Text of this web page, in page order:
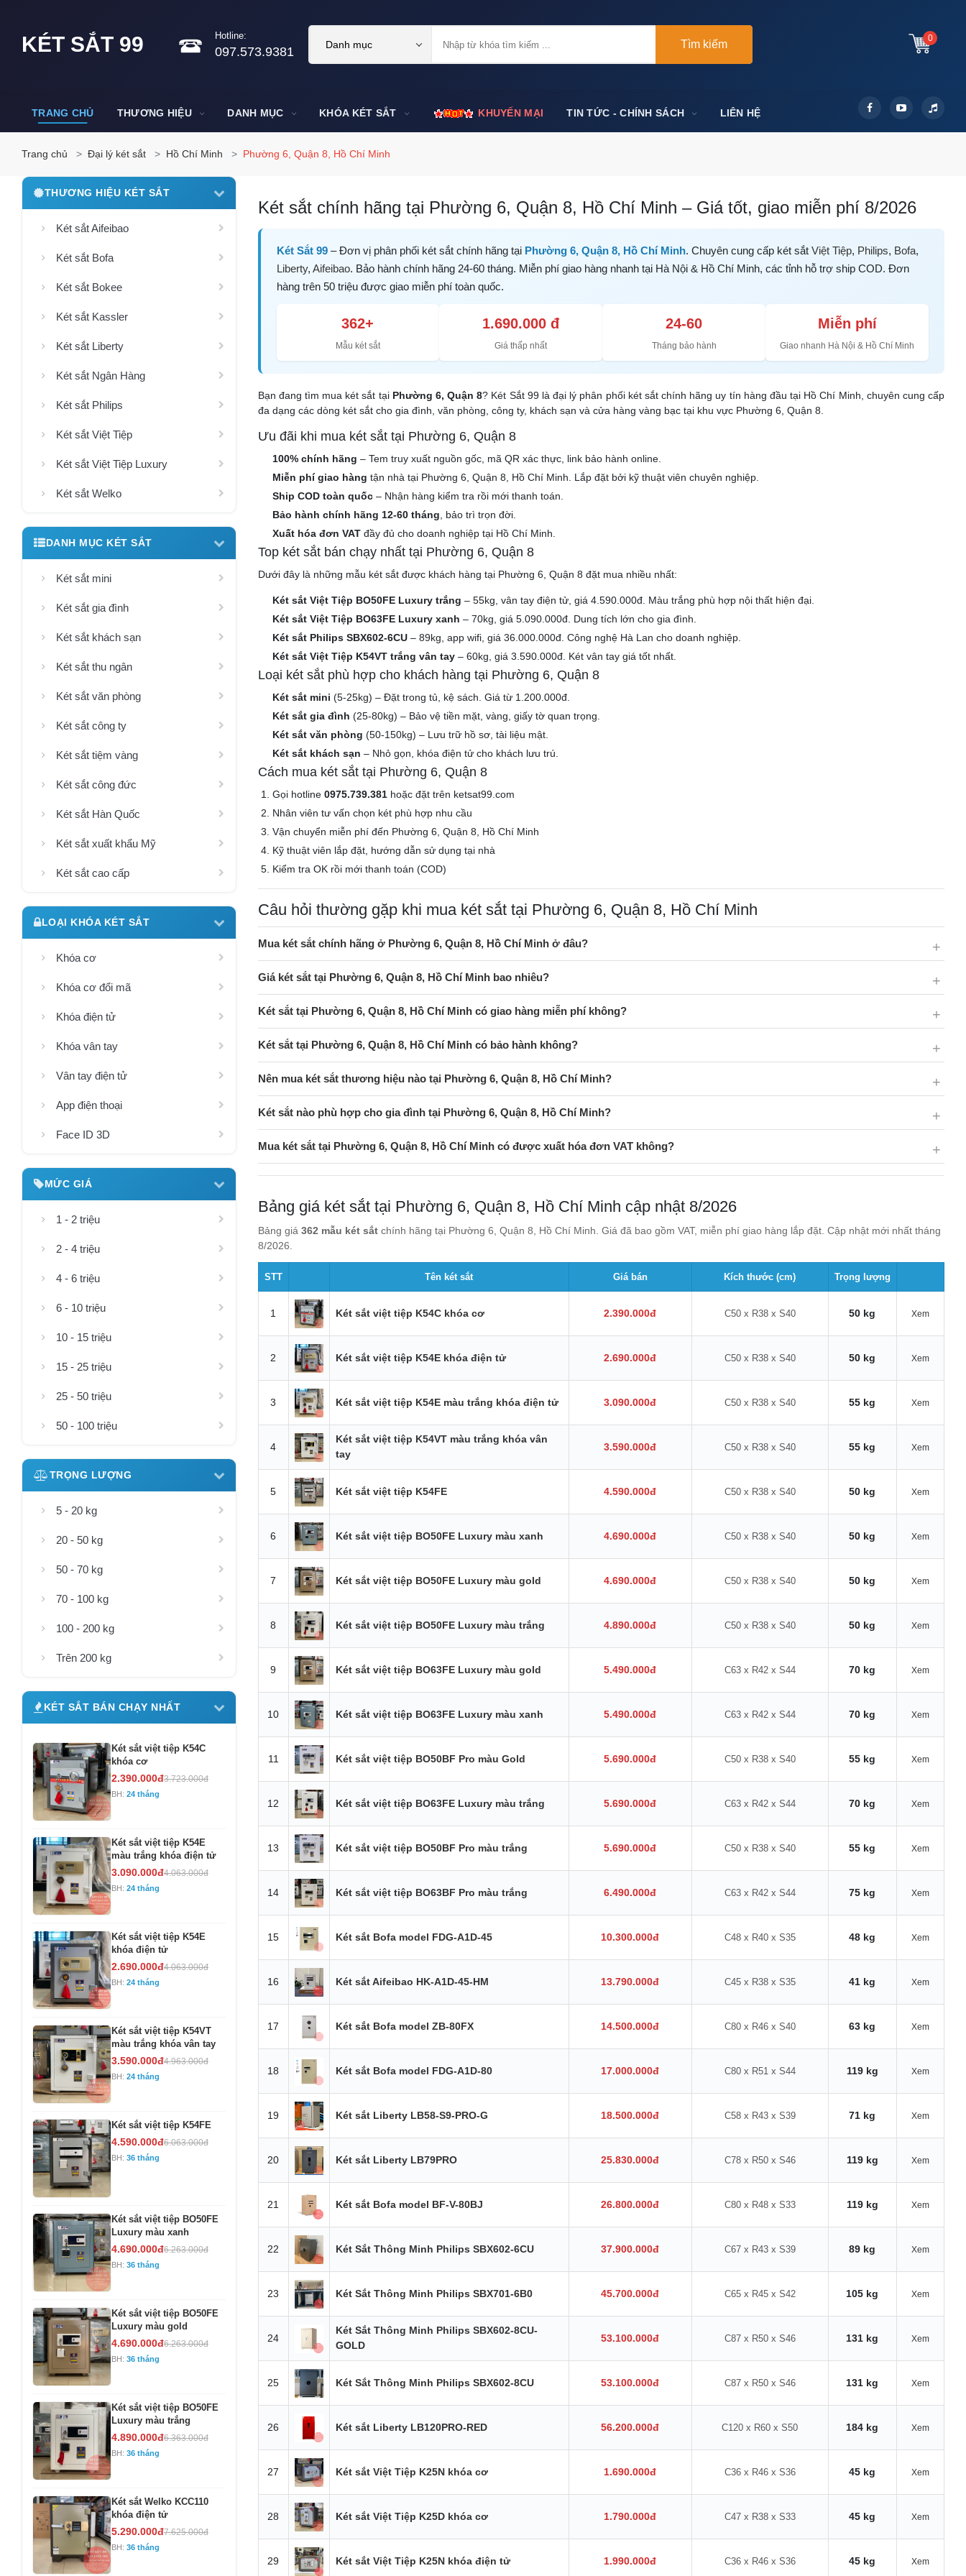
KÉT SẮT 99 Hotline:
097.573.9381
0
Danh mục Tìm kiếm
TRANG CHỦ THƯƠNG HIỆU DANH MỤC KHÓA KÉT SẮT KHUYẾN MẠI TIN TỨC - CHÍNH SÁCH LIÊN HỆ
Trang chủ Đại lý két sắt Hồ Chí Minh Phường 6, Quận 8, Hồ Chí Minh
THƯƠNG HIỆU KÉT SẮT
Két sắt Aifeibao
Két sắt Bofa
Két sắt Bokee
Két sắt Kassler
Két sắt Liberty
Két sắt Ngân Hàng
Két sắt Philips
Két sắt Việt Tiệp
Két sắt Việt Tiệp Luxury
Két sắt Welko
DANH MỤC KÉT SẮT
Két sắt mini
Két sắt gia đình
Két sắt khách sạn
Két sắt thu ngân
Két sắt văn phòng
Két sắt công ty
Két sắt tiệm vàng
Két sắt công đức
Két sắt Hàn Quốc
Két sắt xuất khẩu Mỹ
Két sắt cao cấp
LOẠI KHÓA KÉT SẮT
Khóa cơ
Khóa cơ đổi mã
Khóa điện tử
Khóa vân tay
Vân tay điện tử
App điện thoại
Face ID 3D
MỨC GIÁ
1 - 2 triệu
2 - 4 triệu
4 - 6 triệu
6 - 10 triệu
10 - 15 triệu
15 - 25 triệu
25 - 50 triệu
50 - 100 triệu
TRỌNG LƯỢNG
5 - 20 kg
20 - 50 kg
50 - 70 kg
70 - 100 kg
100 - 200 kg
Trên 200 kg
KÉT SẮT BÁN CHẠY NHẤT
Két sắt việt tiệp K54C
khóa cơ
2.390.000đ3.723.000đ
BH: 24 tháng
Két sắt việt tiệp K54E
màu trắng khóa điện tử
3.090.000đ4.063.000đ
BH: 24 tháng
Két sắt việt tiệp K54E
khóa điện tử
2.690.000đ4.063.000đ
BH: 24 tháng
Két sắt việt tiệp K54VT
màu trắng khóa vân tay
3.590.000đ4.963.000đ
BH: 24 tháng
Két sắt việt tiệp K54FE
4.590.000đ6.063.000đ
BH: 36 tháng
Két sắt việt tiệp BO50FE
Luxury màu xanh
4.690.000đ6.263.000đ
BH: 36 tháng
Két sắt việt tiệp BO50FE
Luxury màu gold
4.690.000đ6.263.000đ
BH: 36 tháng
Két sắt việt tiệp BO50FE
Luxury màu trắng
4.890.000đ6.363.000đ
BH: 36 tháng
Két sắt Welko KCC110
khóa điện tử
5.290.000đ7.625.000đ
BH: 36 tháng
Két sắt chính hãng tại Phường 6, Quận 8, Hồ Chí Minh – Giá tốt, giao miễn phí 8/2026
Két Sắt 99– Đơn vị phân phối két sắt chính hãng tại Phường 6, Quận 8, Hồ Chí Minh. Chuyên cung cấp két sắt Việt Tiệp, Philips, Bofa,
Liberty, Aifeibao. Bảo hành chính hãng 24-60 tháng. Miễn phí giao hàng nhanh tại Hà Nội & Hồ Chí Minh, các tỉnh hỗ trợ ship COD. Đơn
hàng trên 50 triệu được giao miễn phí toàn quốc.
362+
Mẫu két sắt
1.690.000 đ
Giá thấp nhất
24-60
Tháng bảo hành
Miễn phí
Giao nhanh Hà Nội & Hồ Chí Minh
Bạn đang tìm mua két sắt tại Phường 6, Quận 8? Két Sắt 99 là đại lý phân phối két sắt chính hãng uy tín hàng đầu tại Hồ Chí Minh, chuyên cung cấp
đa dạng các dòng két sắt cho gia đình, văn phòng, công ty, khách sạn và cửa hàng vàng bạc tại khu vực Phường 6, Quận 8.
Ưu đãi khi mua két sắt tại Phường 6, Quận 8
100% chính hãng – Tem truy xuất nguồn gốc, mã QR xác thực, link bảo hành online.
Miễn phí giao hàng tận nhà tại Phường 6, Quận 8, Hồ Chí Minh. Lắp đặt bởi kỹ thuật viên chuyên nghiệp.
Ship COD toàn quốc– Nhận hàng kiểm tra rồi mới thanh toán.
Bảo hành chính hãng 12-60 tháng , bảo trì trọn đời.
Xuất hóa đơn VATđầy đủ cho doanh nghiệp tại Hồ Chí Minh.
Top két sắt bán chạy nhất tại Phường 6, Quận 8
Dưới đây là những mẫu két sắt được khách hàng tại Phường 6, Quận 8 đặt mua nhiều nhất:
Két sắt Việt Tiệp BO50FE Luxury trắng – 55kg, vân tay điện tử, giá 4.590.000đ. Màu trắng phù hợp nội thất hiện đại.
Két sắt Việt Tiệp BO63FE Luxury xanh – 70kg, giá 5.090.000đ. Dung tích lớn cho gia đình.
Két sắt Philips SBX602-6CU– 89kg, app wifi, giá 36.000.000đ. Công nghệ Hà Lan cho doanh nghiệp.
Két sắt Việt Tiệp K54VT trắng vân tay– 60kg, giá 3.590.000đ. Két vân tay giá tốt nhất.
Loại két sắt phù hợp cho khách hàng tại Phường 6, Quận 8
Két sắt mini (5-25kg) – Đặt trong tủ, kệ sách. Giá từ 1.200.000đ.
Két sắt gia đình (25-80kg) – Bảo vệ tiền mặt, vàng, giấy tờ quan trọng.
Két sắt văn phòng (50-150kg) – Lưu trữ hồ sơ, tài liệu mật.
Két sắt khách sạn – Nhỏ gọn, khóa điện tử cho khách lưu trú.
Cách mua két sắt tại Phường 6, Quận 8
Gọi hotline 0975.739.381hoặc đặt trên ketsat99.com
Nhân viên tư vấn chọn két phù hợp nhu cầu
Vận chuyển miễn phí đến Phường 6, Quận 8, Hồ Chí Minh
Kỹ thuật viên lắp đặt, hướng dẫn sử dụng tại nhà
Kiểm tra OK rồi mới thanh toán (COD)
Câu hỏi thường gặp khi mua két sắt tại Phường 6, Quận 8, Hồ Chí Minh
Mua két sắt chính hãng ở Phường 6, Quận 8, Hồ Chí Minh ở đâu?
Giá két sắt tại Phường 6, Quận 8, Hồ Chí Minh bao nhiêu?
Két sắt tại Phường 6, Quận 8, Hồ Chí Minh có giao hàng miễn phí không?
Két sắt tại Phường 6, Quận 8, Hồ Chí Minh có bảo hành không?
Nên mua két sắt thương hiệu nào tại Phường 6, Quận 8, Hồ Chí Minh?
Két sắt nào phù hợp cho gia đình tại Phường 6, Quận 8, Hồ Chí Minh?
Mua két sắt tại Phường 6, Quận 8, Hồ Chí Minh có được xuất hóa đơn VAT không?
Bảng giá két sắt tại Phường 6, Quận 8, Hồ Chí Minh cập nhật 8/2026
Bảng giá 362 mẫu két sắtchính hãng tại Phường 6, Quận 8, Hồ Chí Minh. Giá đã bao gồm VAT, miễn phí giao hàng lắp đặt. Cập nhật mới nhất tháng
8/2026.
STT Tên két sắt Giá bán Kích thước (cm) Trọng lượng
1 Két sắt việt tiệp K54C khóa cơ 2.390.000đ C50 x R38 x S40 50 kg Xem
2 Két sắt việt tiệp K54E khóa điện tử 2.690.000đ C50 x R38 x S40 50 kg Xem
3 Két sắt việt tiệp K54E màu trắng khóa điện tử 3.090.000đ C50 x R38 x S40 55 kg Xem
4
Két sắt việt tiệp K54VT màu trắng khóa vân
tay
3.590.000đ C50 x R38 x S40 55 kg Xem
5 Két sắt việt tiệp K54FE 4.590.000đ C50 x R38 x S40 50 kg Xem
6 Két sắt việt tiệp BO50FE Luxury màu xanh 4.690.000đ C50 x R38 x S40 50 kg Xem
7 Két sắt việt tiệp BO50FE Luxury màu gold 4.690.000đ C50 x R38 x S40 50 kg Xem
8 Két sắt việt tiệp BO50FE Luxury màu trắng 4.890.000đ C50 x R38 x S40 50 kg Xem
9 Két sắt việt tiệp BO63FE Luxury màu gold 5.490.000đ C63 x R42 x S44 70 kg Xem
10 Két sắt việt tiệp BO63FE Luxury màu xanh 5.490.000đ C63 x R42 x S44 70 kg Xem
11 Két sắt việt tiệp BO50BF Pro màu Gold 5.690.000đ C50 x R38 x S40 55 kg Xem
12 Két sắt việt tiệp BO63FE Luxury màu trắng 5.690.000đ C63 x R42 x S44 70 kg Xem
13 Két sắt việt tiệp BO50BF Pro màu trắng 5.690.000đ C50 x R38 x S40 55 kg Xem
14 Két sắt việt tiệp BO63BF Pro màu trắng 6.490.000đ C63 x R42 x S44 75 kg Xem
15 Két sắt Bofa model FDG-A1D-45 10.300.000đ C48 x R40 x S35 48 kg Xem
16 Két sắt Aifeibao HK-A1D-45-HM 13.790.000đ C45 x R38 x S35 41 kg Xem
17 Két sắt Bofa model ZB-80FX 14.500.000đ C80 x R46 x S40 63 kg Xem
18 Két sắt Bofa model FDG-A1D-80 17.000.000đ C80 x R51 x S44 119 kg Xem
19 Két sắt Liberty LB58-S9-PRO-G 18.500.000đ C58 x R43 x S39 71 kg Xem
20 Két sắt Liberty LB79PRO 25.830.000đ C78 x R50 x S46 119 kg Xem
21 Két sắt Bofa model BF-V-80BJ 26.800.000đ C80 x R48 x S33 119 kg Xem
22 Két Sắt Thông Minh Philips SBX602-6CU 37.900.000đ C67 x R43 x S39 89 kg Xem
23 Két Sắt Thông Minh Philips SBX701-6B0 45.700.000đ C65 x R45 x S42 105 kg Xem
24
Két Sắt Thông Minh Philips SBX602-8CU-
GOLD
53.100.000đ C87 x R50 x S46 131 kg Xem
25 Két Sắt Thông Minh Philips SBX602-8CU 53.100.000đ C87 x R50 x S46 131 kg Xem
26 Két sắt Liberty LB120PRO-RED 56.200.000đ C120 x R60 x S50 184 kg Xem
27 Két sắt Việt Tiệp K25N khóa cơ 1.690.000đ C36 x R46 x S36 45 kg Xem
28 Két sắt Việt Tiệp K25D khóa cơ 1.790.000đ C47 x R38 x S33 45 kg Xem
29 Két sắt Việt Tiệp K25N khóa điện tử 1.990.000đ C36 x R46 x S36 45 kg Xem